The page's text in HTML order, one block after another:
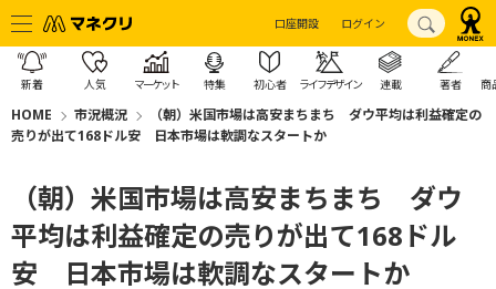
口座開設 ログイン
新着 人気 マーケット 特集 初心者 ライフデザイン 連載 著者 商
HOME 市況概況
（朝）米国市場は高安まちまち ダウ平均は利益確定の
売りが出て168ドル安 日本市場は軟調なスタートか
（朝）米国市場は高安まちまち ダウ
平均は利益確定の売りが出て168ドル
安 日本市場は軟調なスタートか